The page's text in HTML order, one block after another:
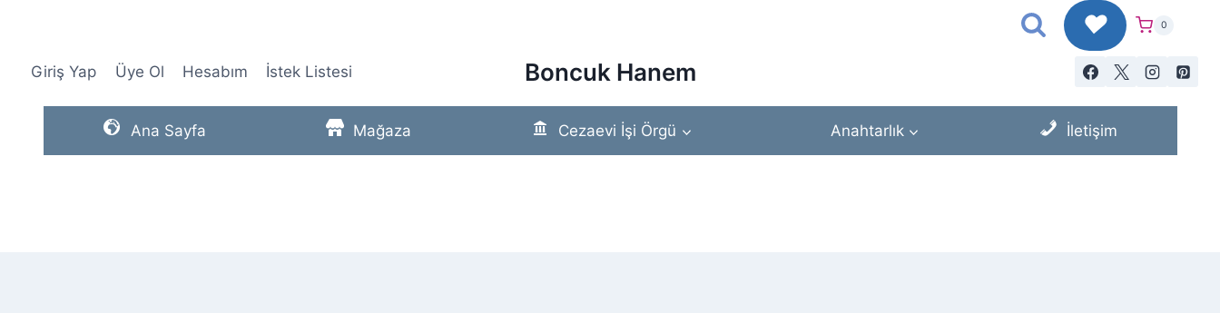
♥ 0
Giriş Yap Üye Ol Hesabım İstek Listesi Boncuk Hanem
Ana Sayfa Mağaza Cezaevi İşi Örgü Anahtarlık İletişim